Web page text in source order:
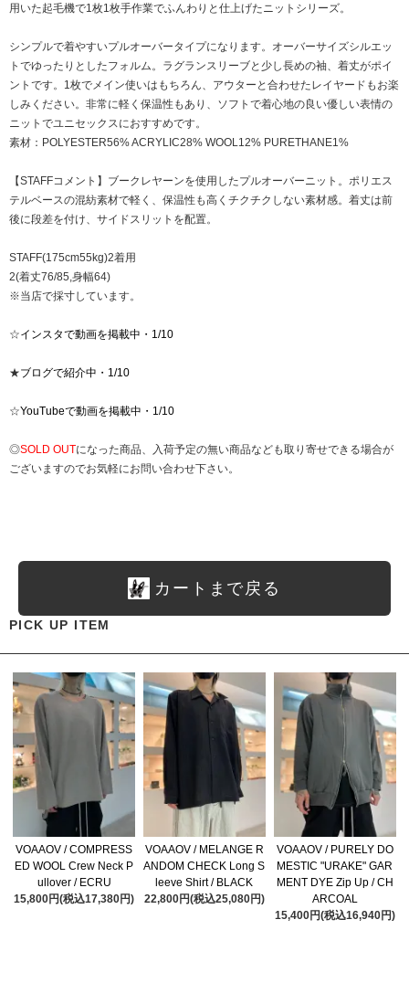
用いた起毛機で1枚1枚手作業でふんわりと仕上げたニットシリーズ。
シンプルで着やすいプルオーバータイプになります。オーバーサイズシルエッ
トでゆったりとしたフォルム。ラグランスリーブと少し長めの袖、着丈がポイ
ントです。1枚でメイン使いはもちろん、アウターと合わせたレイヤードもお楽
しみください。非常に軽く保温性もあり、ソフトで着心地の良い優しい表情の
ニットでユニセックスにおすすめです。
素材：POLYESTER56% ACRYLIC28% WOOL12% PURETHANE1%
【STAFFコメント】ブークレヤーンを使用したプルオーバーニット。ポリエス
テルベースの混紡素材で軽く、保温性も高くチクチクしない素材感。着丈は前
後に段差を付け、サイドスリットを配置。
STAFF(175cm55kg)2着用
2(着丈76/85,身幅64)
※当店で採寸しています。
☆インスタで動画を掲載中・1/10
★ブログで紹介中・1/10
☆YouTubeで動画を掲載中・1/10
◎SOLD OUTになった商品、入荷予定の無い商品なども取り寄せできる場合が
ございますのでお気軽にお問い合わせ下さい。
カートまで戻る
PICK UP ITEM
VOAAOV / COMPRESS
ED WOOL Crew Neck P
ullover / ECRU
15,800円(税込17,380円)
VOAAOV / MELANGE R
ANDOM CHECK Long S
leeve Shirt / BLACK
22,800円(税込25,080円)
VOAAOV / PURELY DO
MESTIC "URAKE" GAR
MENT DYE Zip Up / CH
ARCOAL
15,400円(税込16,940円)